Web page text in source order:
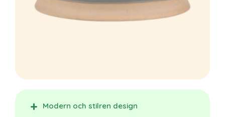
Modern och stilren design